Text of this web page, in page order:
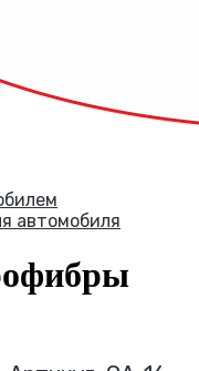
автомобиля